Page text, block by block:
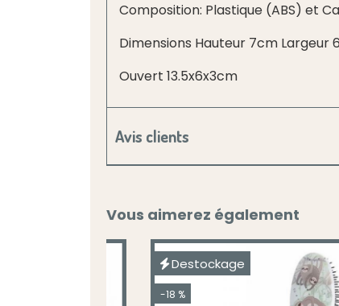
Composition: Plastique (ABS) et
Dimensions Hauteur 7cm Largeur
Ouvert 13.5x6x3cm
Avis clients
Vous aimerez également